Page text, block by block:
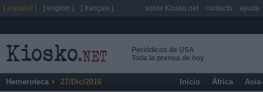
Periódicos de USA
Toda la prensa de hoy
Hemeroteca 27/Dic/2016 Inicio África
[ español ] [ english ] [ français ] sobre Kiosko.net contacto ayuda